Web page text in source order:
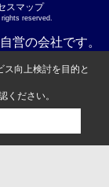
スマップ
reserved.
営の会社です。
向上検討を目的と
ください。